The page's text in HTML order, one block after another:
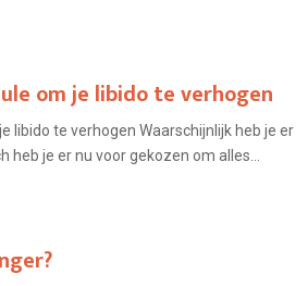
om je libido te verhogen
libido te verhogen Waarschijnlijk heb je er
heb je er nu voor gekozen om alles...